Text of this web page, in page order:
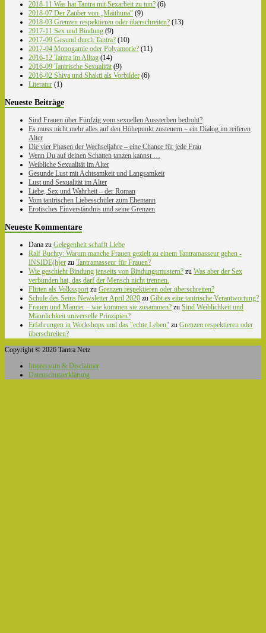
2018-11 Was hat Tantra mit Sexarbeit zu tun? (6)
2018-07 Der Zauber von „Maithuna" (9)
2018-03 Grenzen respektieren oder überschreiten? (13)
2017-11 Sex und Bindung (9)
2017-09 Gesund durch Tantra? (10)
2017-04 Monogamie oder Polyamorie? (11)
2016-12 Tantra im Alltag (14)
2016-09 Tantrische Sexualität (9)
2016-02 Shiva und Shakti als Vorbilder (6)
Literatur (1)
Neueste Beiträge
Sind Frauen über Fünfzig vom sexuellen Aussterben bedroht?
Es muss nicht mehr alles auf den Höhepunkt zusteuern – ein Dialog im reiferen
Alter
Die vier Phasen der Wechseljahre – eine Chance für jede Frau
Wenn Du auf deinen Schatten tanzen kannst …
Weibliche Sexualität im Alter
Gesunde Lust mit Achtsamkeit und Langsamkeit
Lust und Sexualität im Alter
Liebe, Sex und Wahrheit – der Roman
Vom tantrischen Liebesschüler zum Ehemann
Erotisches Einverständnis und seine Grenzen
Neueste Kommentare
Dana zu Gelegenheit schafft Liebe
Ralf Buchty: Warum manche Frauen gezielt zu einem Tantramasseur gehen -
INSIDE(h)er zu Tantramasseur für Frauen?
Wie geschieht Bindung jenseits von Bindungsmustern? zu Was aber der Sex
verbunden hat, das darf der Mensch nicht trennen.
Flirten als Volkssport zu Grenzen respektieren oder überschreiten?
Schule des Seins Newsletter April 2020 zu Gibt es eine tantrische Verantwortung?
Frauen und Männer – wie kommen sie zusammen? zu Sind Weiblichkeit und
Männlichkeit universelle Prinzipien?
Erfahrungen in Workshops und das "echte Leben" zu Grenzen respektieren oder
überschreiten?
Copyright © 2026 Tantra Netz
Impressum & Disclaimer
Datenschutzerklärung